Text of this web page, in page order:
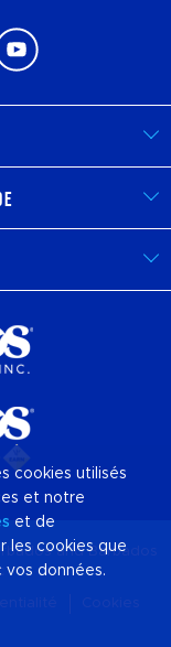
and Barbados
cookies utilisés
et notre
et de
les cookies que
vos données.